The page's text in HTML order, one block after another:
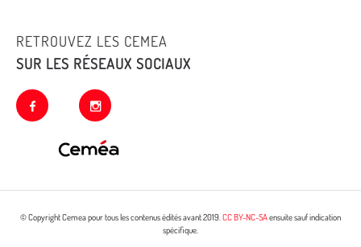
RETROUVEZ LES CEMEA
SUR LES RÉSEAUX SOCIAUX
facebook instagram
© Copyright Cemea pour tous les contenus édités avant 2019.CC BY-NC-SAensuite sauf indication
spécifique.